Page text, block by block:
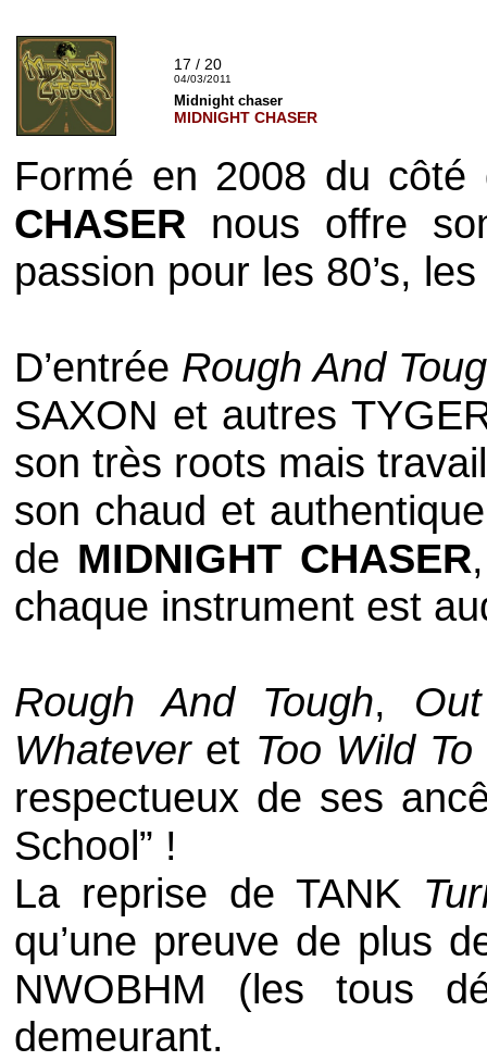
17 / 20
04/03/2011
Midnight chaser
MIDNIGHT CHASER
Formé en 2008 du
CHASER nous offre
passion pour les 80’s,
D’entrée Rough And
SAXON et autres
son très roots mais
son chaud et
de MIDNIGHT CHASER
chaque instrument est
Rough And Tough,
Whateveret Too Wild To
respectueux de ses
School” !
La reprise de TANK
qu’une preuve de plus
NWOBHM (les tous
demeurant.